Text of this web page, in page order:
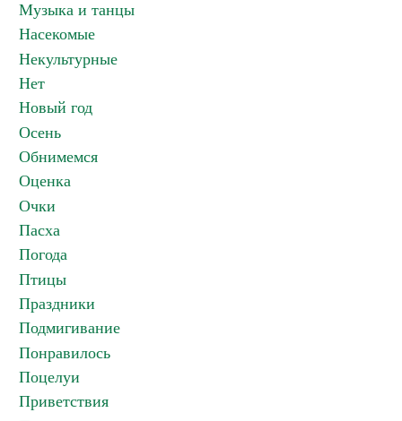
Музыка и танцы
Насекомые
Некультурные
Нет
Новый год
Осень
Обнимемся
Оценка
Очки
Пасха
Погода
Птицы
Праздники
Подмигивание
Понравилось
Поцелуи
Приветствия